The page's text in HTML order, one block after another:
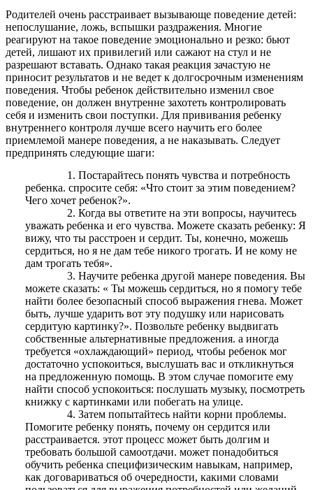
Родителей очень расстраивает вызывающе поведение детей:
непослушание, ложь, вспышки раздражения. Многие
реагируют на такое поведение эмоционально и резко: бьют
детей, лишают их привилегий или сажают на стул и не
разрешают вставать. Однако такая реакция зачастую не
приносит результатов и не ведет к долгосрочным изменениям
поведения. Чтобы ребенок действительно изменил свое
поведение, он должен внутренне захотеть контролировать
себя и изменить свои поступки. Для прививания ребенку
внутреннего контроля лучше всего научить его более
приемлемой манере поведения, а не наказывать. Следует
предпринять следующие шаги:
Постарайтесь понять чувства и потребность
ребенка. спросите себя: «Что стоит за этим поведением?
Чего хочет ребенок?».
Когда вы ответите на эти вопросы, научитесь
уважать ребенка и его чувства. Можете сказать ребенку: Я
вижу, что ты расстроен и сердит. Ты, конечно, можешь
сердиться, но я не дам тебе никого трогать. И не кому не
дам трогать тебя».
Научите ребенка другой манере поведения. Вы
можете сказать: « Ты можешь сердиться, но я помогу тебе
найти более безопасный способ выражения гнева. Может
быть, лучше ударить вот эту подушку или нарисовать
сердитую картинку?». Позвольте ребенку выдвигать
собственные альтернативные предложения. а иногда
требуется «охлаждающий» период, чтобы ребенок мог
достаточно успокоиться, выслушать вас и откликнуться
на предложенную помощь. В этом случае помогите ему
найти способ успокоиться: послушать музыку, посмотреть
книжку с картинками или побегать на улице.
Затем попытайтесь найти корни проблемы.
Помогите ребенку понять, почему он сердится или
расстраивается. этот процесс может быть долгим и
требовать большой самоотдачи. может понадобиться
обучить ребенка специфизическим навыкам, например,
как договариваться об очередности, какими словами